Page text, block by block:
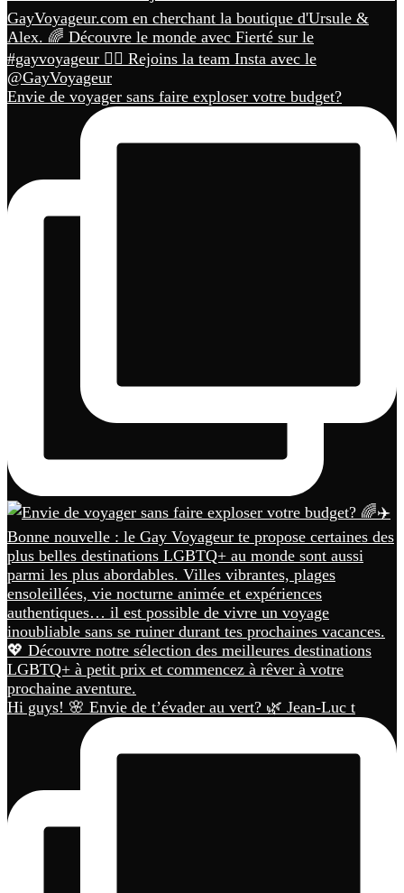
Envie de voyager sans faire exploser votre budget?
Hi guys! 🌸 Envie de t’évader au vert? 🌿 Jean-Luc t